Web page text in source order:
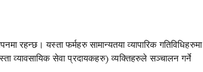
रहन्छ। यस्ता फर्महरु सामान्यतया व्यापारिक गतिविधिहरुमा
व्यावसायिक सेवा प्रदायकहरु) व्यक्तिहरुले सञ्चालन गर्ने